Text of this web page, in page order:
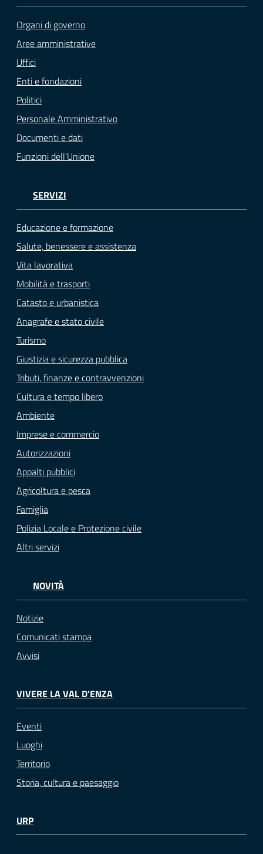
Organi di governo
Aree amministrative
Uffici
Enti e fondazioni
Politici
Personale Amministrativo
Documenti e dati
Funzioni dell'Unione
SERVIZI
Educazione e formazione
Salute, benessere e assistenza
Vita lavorativa
Mobilità e trasporti
Catasto e urbanistica
Anagrafe e stato civile
Turismo
Giustizia e sicurezza pubblica
Tributi, finanze e contravvenzioni
Cultura e tempo libero
Ambiente
Imprese e commercio
Autorizzazioni
Appalti pubblici
Agricoltura e pesca
Famiglia
Polizia Locale e Protezione civile
Altri servizi
NOVITÀ
Notizie
Comunicati stampa
Avvisi
VIVERE LA VAL D'ENZA
Eventi
Luoghi
Territorio
Storia, cultura e paesaggio
URP